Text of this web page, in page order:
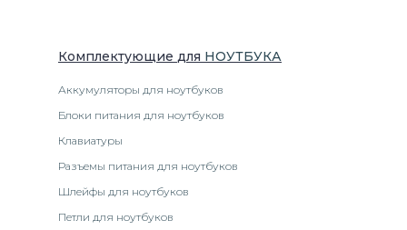
Комплектующие для НОУТБУКА
Аккумуляторы для ноутбуков
Блоки питания для ноутбуков
Клавиатуры
Разъемы питания для ноутбуков
Шлейфы для ноутбуков
Петли для ноутбуков